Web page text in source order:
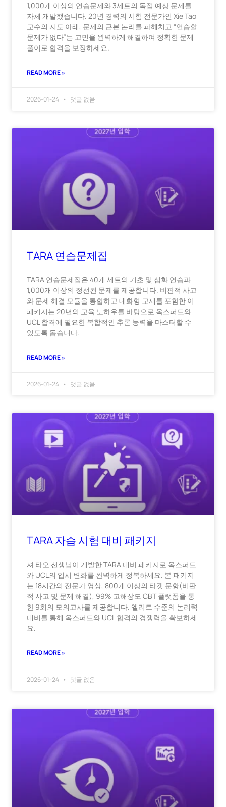
1,000개 이상의 연습문제와 3세트의 독점 예상 문제를
자체 개발했습니다. 20년 경력의 시험 전문가인 Xie Tao
교수의 지도 아래, 문제의 근본 논리를 파헤치고 “연습할
문제가 없다”는 고민을 완벽하게 해결하여 정확한 문제
풀이로 합격을 보장하세요.
READ MORE »
2026-01-24 댓글 없음
TARA 연습문제집
TARA 연습문제집은 40개 세트의 기초 및 심화 연습과
1,000개 이상의 정선된 문제를 제공합니다. 비판적 사고
와 문제 해결 모듈을 통합하고 대화형 교재를 포함한 이
패키지는 20년의 교육 노하우를 바탕으로 옥스퍼드와
UCL 합격에 필요한 복합적인 추론 능력을 마스터할 수
있도록 돕습니다.
READ MORE »
2026-01-24 댓글 없음
TARA 자습 시험 대비 패키지
셔 타오 선생님이 개발한 TARA 대비 패키지로 옥스퍼드
와 UCL의 입시 변화를 완벽하게 정복하세요. 본 패키지
는 18시간의 전문가 영상, 800개 이상의 타겟 문항(비판
적 사고 및 문제 해결), 99% 고해상도 CBT 플랫폼을 통
한 9회의 모의고사를 제공합니다. 엘리트 수준의 논리력
대비를 통해 옥스퍼드와 UCL 합격의 경쟁력을 확보하세
요.
READ MORE »
2026-01-24 댓글 없음